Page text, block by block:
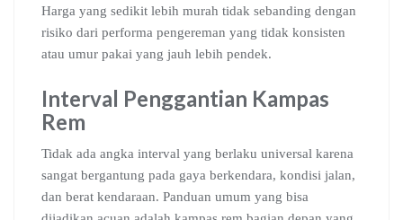
Harga yang sedikit lebih murah tidak sebanding dengan
risiko dari performa pengereman yang tidak konsisten
atau umur pakai yang jauh lebih pendek.
Interval Penggantian Kampas
Rem
Tidak ada angka interval yang berlaku universal karena
sangat bergantung pada gaya berkendara, kondisi jalan,
dan berat kendaraan. Panduan umum yang bisa